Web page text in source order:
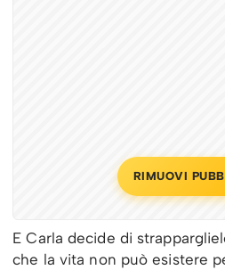
RIMUOVI
E Carla decide di
che la vita non può esistere